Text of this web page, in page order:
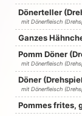
Dönerteller
mit Dönerfleisch
Ganzes
Pomm Döner
mit Dönerfleisch
Döner
mit Dönerfleisch
Pommes frites,